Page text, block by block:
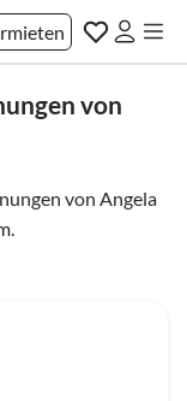
von
von Angela
.